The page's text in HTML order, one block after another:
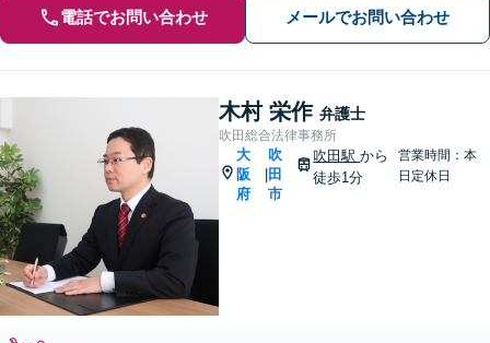
電話でお問い合わせ メールでお問い合わせ
木村 栄作 弁護士
吹田総合法律事務所
大
阪
府
吹
田
市
吹田駅から
徒歩1分
営業時間：本
日定休日